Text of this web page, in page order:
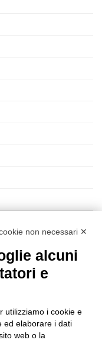
non necessari ✕
alcuni
e
utilizziamo i cookie e
ed elaborare i dati
web o la